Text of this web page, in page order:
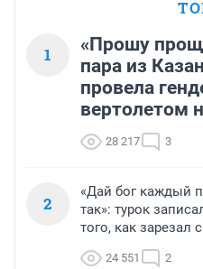
1
«Прошу
пара из
провела
вертолетом
28 217 3
2
«Дай бог каждый
так»: турок
того, как зарезал
24 551 2